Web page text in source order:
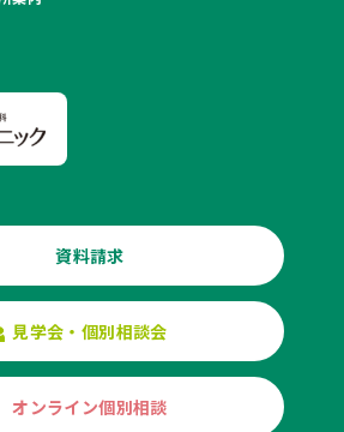
資料請求
見学会・個別相談会
オンライン個別相談